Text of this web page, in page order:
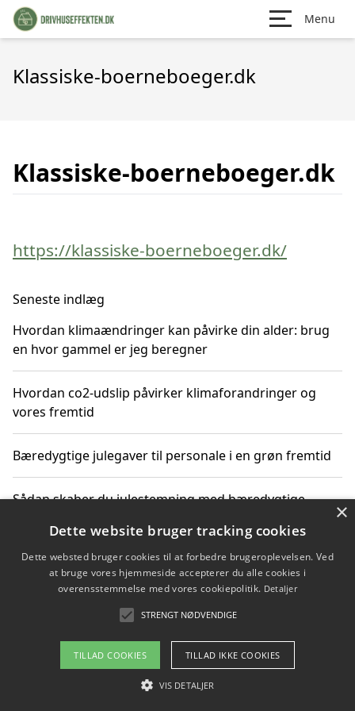
Menu
Klassiske-boerneboeger.dk
Klassiske-boerneboeger.dk
https://klassiske-boerneboeger.dk/
Seneste indlæg
Hvordan klimaændringer kan påvirke din alder: brug
en hvor gammel er jeg beregner
Hvordan co2-udslip påvirker klimaforandringer og
vores fremtid
Bæredygtige julegaver til personale i en grøn fremtid
Sådan skaber du julestemning med bæredygtige
Sådan skaber du et bæredygtigt hjem med familien i
Copyright 2026 - Pilanto Aps
Om / kontakt
×
Dette website bruger tracking cookies
Dette websted bruger cookies til at forbedre brugeroplevelsen. Ved
at bruge vores hjemmeside accepterer du alle cookies i
overensstemmelse med vores cookiepolitik. Detaljer
STRENGT NØDVENDIGE
TILLAD COOKIES TILLAD IKKE COOKIES
VIS DETALJER